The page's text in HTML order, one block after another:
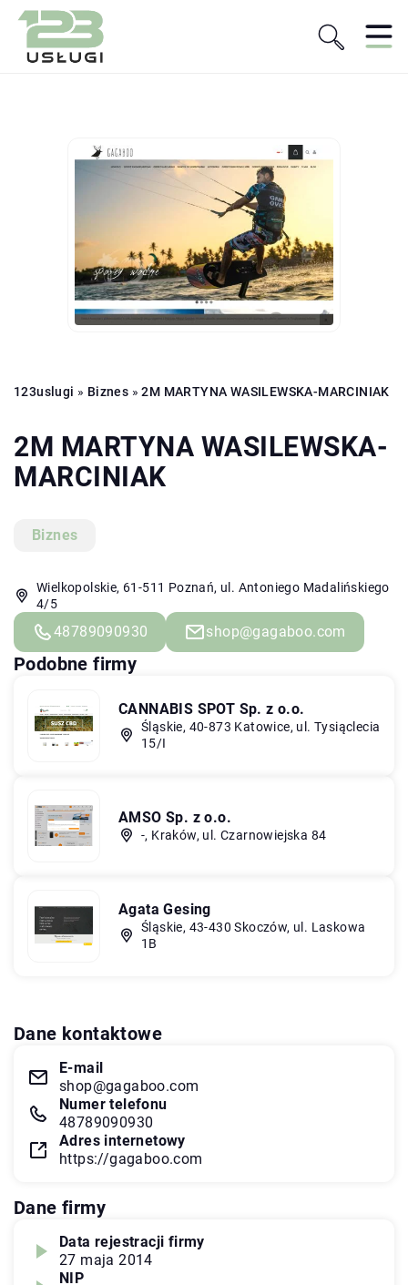
123uslugi » Biznes »2M MARTYNA WASILEWSKA-MARCINIAK
2M MARTYNA WASILEWSKA-
MARCINIAK
Biznes
Wielkopolskie, 61-511 Poznań, ul. Antoniego Madalińskiego
4/5
48789090930 shop@gagaboo.com
Podobne firmy
CANNABIS SPOT Sp. z o.o.
Śląskie, 40-873 Katowice, ul. Tysiąclecia
15/I
AMSO Sp. z o.o.
-, Kraków, ul. Czarnowiejska 84
Agata Gesing
Śląskie, 43-430 Skoczów, ul. Laskowa
1B
Dane kontaktowe
E-mail
shop@gagaboo.com
Numer telefonu
48789090930
Adres internetowy
https://gagaboo.com
Dane firmy
Data rejestracji firmy
27 maja 2014
NIP